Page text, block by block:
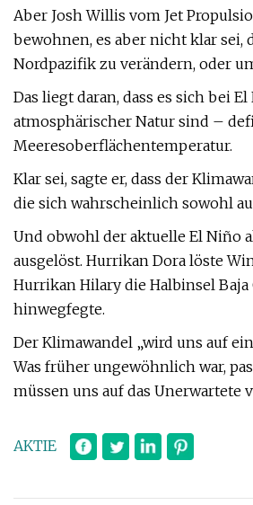
Aber Josh Willis vom Jet
bewohnen, es aber nicht klar sei,
Nordpazifik zu verändern, oder
Das liegt daran, dass es sich bei
atmosphärischer Natur sind –
Meeresoberflächentemperatur.
Klar sei, sagte er, dass der
die sich wahrscheinlich sowohl
Und obwohl der aktuelle El Niño
ausgelöst. Hurrikan Dora löste
Hurrikan Hilary die Halbinsel
hinwegfegte.
Der Klimawandel „wird uns auf
Was früher ungewöhnlich war,
müssen uns auf das Unerwartete
AKTIE